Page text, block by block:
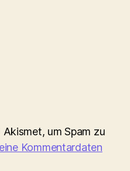
um Spam zu
Kommentardaten